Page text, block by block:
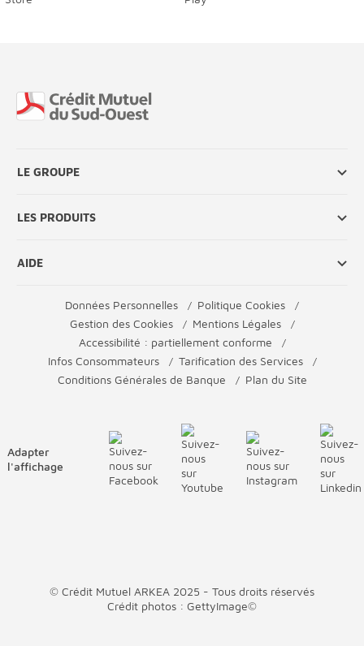
LE GROUPE
LES PRODUITS
AIDE
Données Personnelles
Politique Cookies
Gestion des Cookies
Mentions Légales
Accessibilité : partiellement conforme
Infos Consommateurs
Tarification des Services
Conditions Générales de Banque
Plan du Site
Adapter
l'affichage
© Crédit Mutuel ARKEA 2025 - Tous droits réservés
Crédit photos : GettyImage©
Fin de page